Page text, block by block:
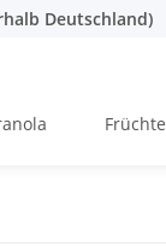
Deutschland)
Früchte